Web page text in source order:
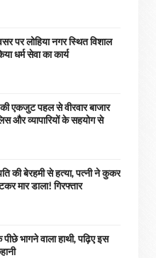
पर लोहिया नगर स्थित विशाल
धर्म सेवा का कार्य
की एकजुट पहल से वीरवार बाजार
और व्यापारियों के सहयोग से
की बेरहमी से हत्या, पत्नी ने कुकर
मार डाला! गिरफ्तार
भागने वाला हाथी, पढ़िए इस